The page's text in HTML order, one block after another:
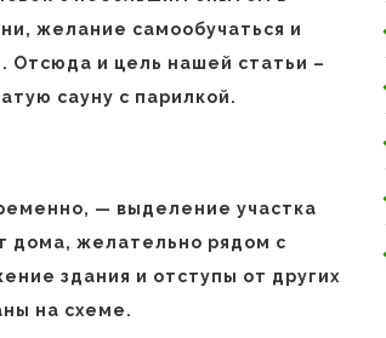
желание самообучаться и
Отсюда и цель нашей статьи –
сауну с парилкой.
— выделение участка
дома, желательно рядом с
здания и отступы от других
на схеме.